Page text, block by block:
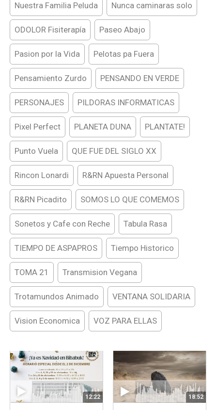
Nuestra Familia Peluda Nunca caminaras solo
ODOLOR Fisiterapía Paseo Abajo
Pasion por la Vida Pelotas pa Fuera
Pensamiento Zurdo PENSANDO EN VERDE
PERSONAJES PILDORAS INFORMATICAS
Pixel Perfect PLANETA DUNA PLANTATE!
Punto Vuela QUE FUE DEL SIGLO XX
Rincon Lonardi R&RN Apuesta Personal
R&RN Picadito SOMOS LO QUE COMEMOS
Sonetos y Cafe con Reche Tabula Rasa
TIEMPO DE ASPAPROS Tiempo Historico
TOMA 21 Transmision Vegana
Trotamundos Animado VENTANA SOLIDARIA
Vision Economica VOZ PARA ELLAS
12:22 18:52